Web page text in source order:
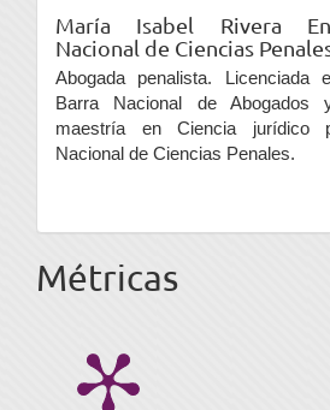
María Isabel Rivera
Nacional de Ciencias
Abogada penalista. Licenciada
Barra Nacional de
maestría en Ciencia jurídico
Nacional de Ciencias Penales.
Métricas